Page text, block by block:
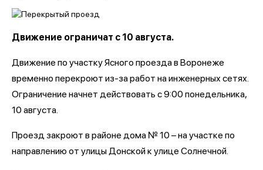
Движение ограничат с 10 августа.
Движение по участку Ясного проезда в Воронеже
временно перекроют из-за работ на инженерных сетях.
Ограничение начнет действовать с 9:00 понедельника,
10 августа.
Проезд закроют в районе дома № 10 – на участке по
направлению от улицы Донской к улице Солнечной.